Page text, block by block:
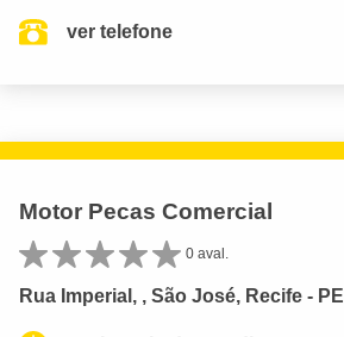
ver telefone
Motor Pecas Comercial
0 aval.
Rua Imperial, , São José, Recife - PE